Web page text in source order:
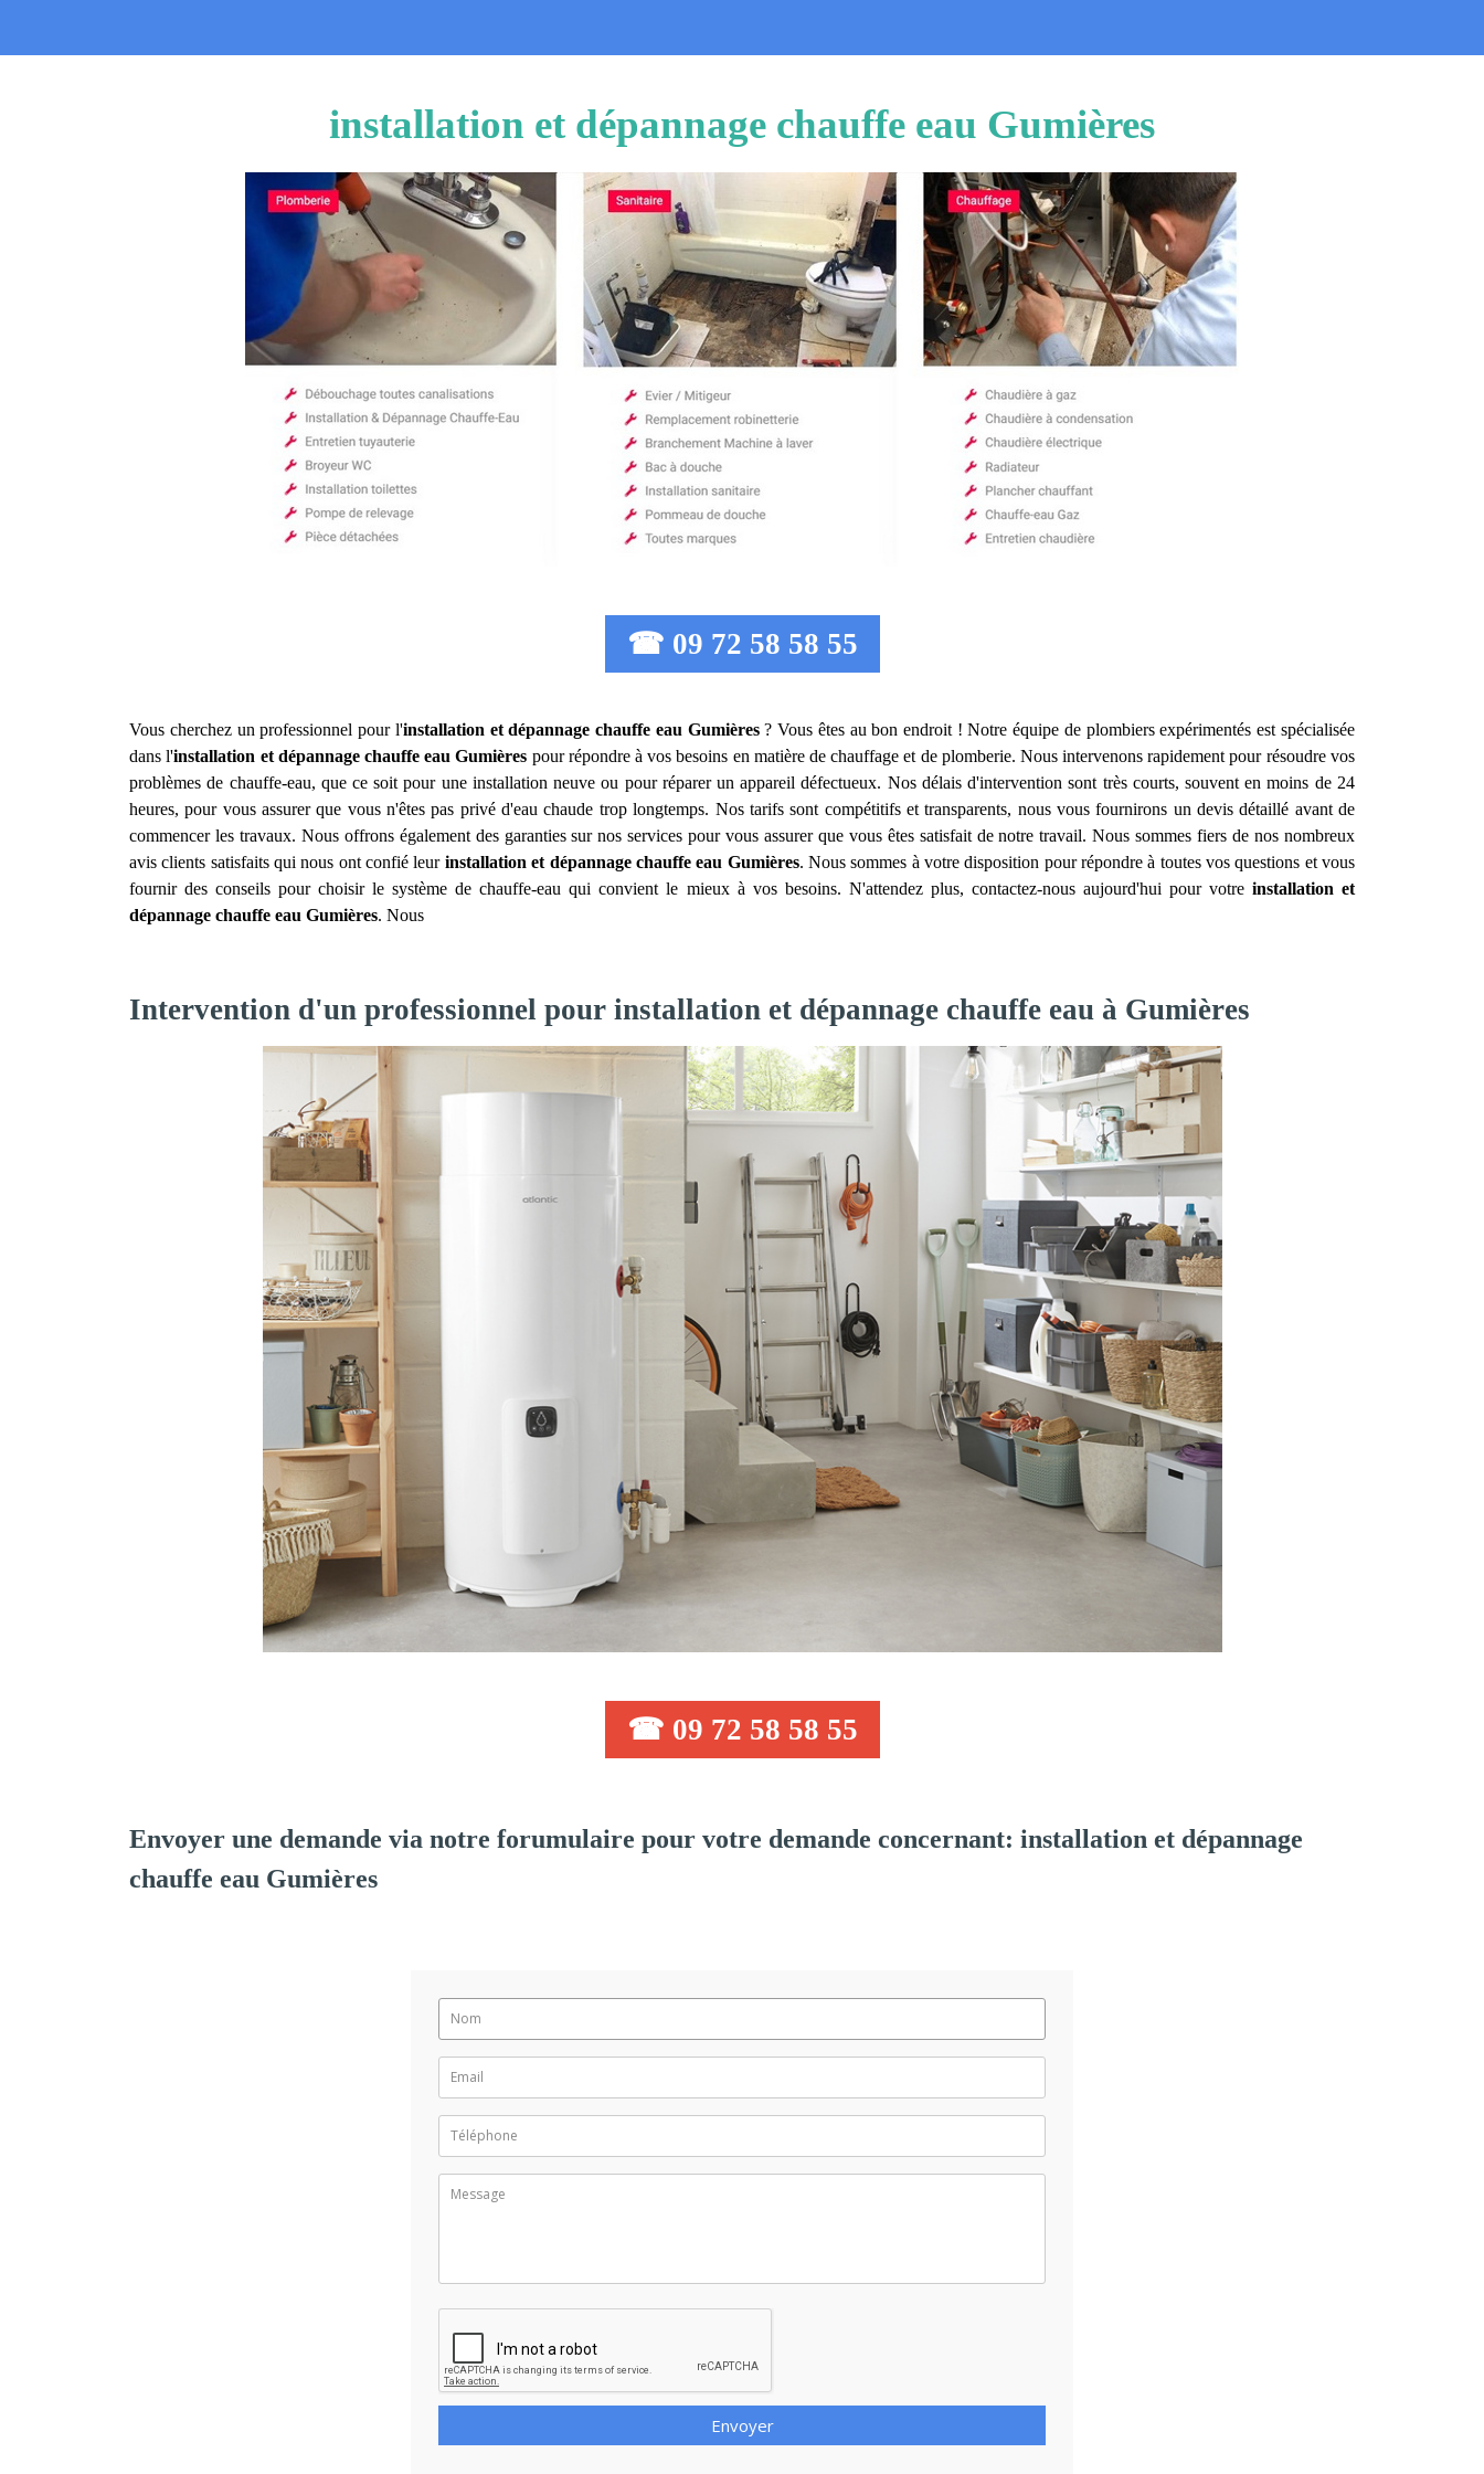
installation et dépannage chauffe eau Gumières
☎ 09 72 58 58 55
Vous cherchez un professionnel pour l'installation et dépannage chauffe eau Gumières? Vous êtes au bon endroit ! Notre équipe de plombiers expérimentés est spécialisée
dans l'installation et dépannage chauffe eau Gumières pour répondre à vos besoins en matière de chauffage et de plomberie. Nous intervenons rapidement pour résoudre vos
problèmes de chauffe-eau, que ce soit pour une installation neuve ou pour réparer un appareil défectueux. Nos délais d'intervention sont très courts, souvent en moins de 24
heures, pour vous assurer que vous n'êtes pas privé d'eau chaude trop longtemps. Nos tarifs sont compétitifs et transparents, nous vous fournirons un devis détaillé avant de
commencer les travaux. Nous offrons également des garanties sur nos services pour vous assurer que vous êtes satisfait de notre travail. Nous sommes fiers de nos nombreux
avis clients satisfaits qui nous ont confié leur installation et dépannage chauffe eau Gumières. Nous sommes à votre disposition pour répondre à toutes vos questions et vous
fournir des conseils pour choisir le système de chauffe-eau qui convient le mieux à vos besoins. N'attendez plus, contactez-nous aujourd'hui pour votre installation et
dépannage chauffe eau Gumières. Nous
Intervention d'un professionnel pour installation et dépannage chauffe eau à Gumières
☎ 09 72 58 58 55
Envoyer une demande via notre forumulaire pour votre demande concernant: installation et dépannage
chauffe eau Gumières
Envoyer